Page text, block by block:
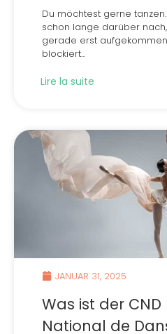
Du möchtest gerne
schon lange darüber
gerade erst
blockiert...
Lire la suite
JANUAR 31, 2025
Was ist der
National de